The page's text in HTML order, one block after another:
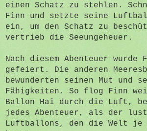
einen Schatz zu stehlen.
Finn und setzte seine
ein, um den Schatz zu
vertrieb die Seeungeheuer.
Nach diesem Abenteuer wurde
gefeiert. Die anderen
bewunderten seinen Mut und
Fähigkeiten. So flog Finn
Ballon Hai durch die Luft,
jedes Abenteuer, als der
Luftballons, den die Welt je